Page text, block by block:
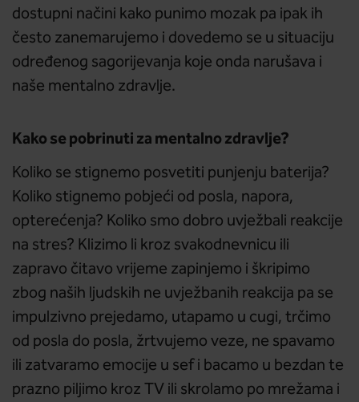
dostupni načini kako punimo mozak pa ipak ih
često zanemarujemo i dovedemo se u situaciju
određenog sagorijevanja koje onda narušava i
naše mentalno zdravlje.
Kako se pobrinuti za mentalno zdravlje?
Koliko se stignemo posvetiti punjenju baterija?
Koliko stignemo pobjeći od posla, napora,
opterećenja? Koliko smo dobro uvježbali reakcije
na stres? Klizimo li kroz svakodnevnicu ili
zapravo čitavo vrijeme zapinjemo i škripimo
zbog naših ljudskih ne uvježbanih reakcija pa se
impulzivno prejedamo, utapamo u cugi, trčimo
od posla do posla, žrtvujemo veze, ne spavamo
ili zatvaramo emocije u sef i bacamo u bezdan te
prazno piljimo kroz TV ili skrolamo po mrežama i